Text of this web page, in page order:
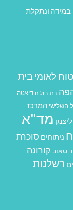
ונתקלת
לאומיבית
בתי חולים דיאטה
השלישי המרכז
ליצמן מד"א
ניתוחים סוכרת
טאוב קורונה
רשלנות